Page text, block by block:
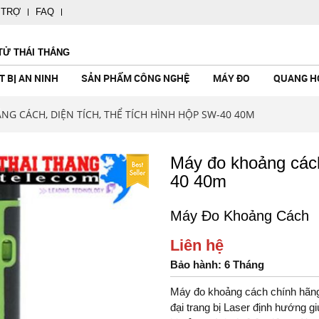
FAQ
THÁI THẮNG
BỊ AN NINH
CAMERA KHÔNG DÂY MÁY DÒ KIM
SẢN PHẨM CÔNG NGHỆ
NGHỆ
CHUÔNG CỬA MÀN HÌNH
MÁY CHƠI
MÁY ĐO
MÁY ĐO KHÍ CÁC LOẠI MÁY ĐO ÁNH
QUANG
Made In
ỐNG NHÒM ĐO KHOẢNG CÁCH KÍNH THIÊN
GENTOS
ĐÈN PIN MỸ BUSHNELL - USA ĐÈN PIN
LOA KÉO
MÁY TRỢ
HƯỚNG DẪN
CÁCH, DIỆN TÍCH, THỂ TÍCH HÌNH HỘP SW-40 40M
Máy đo khoảng
40 40m
Máy Đo Khoảng Cách
Liên hệ
Bảo hành: 6 Tháng
Máy đo khoảng cách chính
đại trang bị Laser định hướng